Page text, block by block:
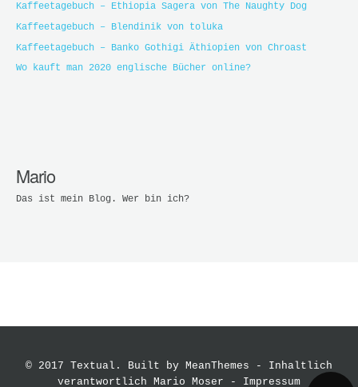
Kaffeetagebuch – Ethiopia Sagera von The Naughty Dog
Kaffeetagebuch – Blendinik von toluka
Kaffeetagebuch – Banko Gothigi Äthiopien von Chroast
Wo kauft man 2020 englische Bücher online?
Mario
Das ist mein Blog. Wer bin ich?
© 2017 Textual. Built by MeanThemes - Inhaltlich
verantwortlich Mario Moser - Impressum